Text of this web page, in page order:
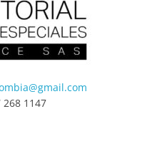
1147